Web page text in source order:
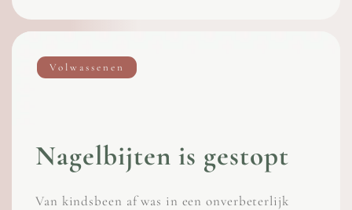
Volwassenen
Nagelbijten is gestopt
Van kindsbeen af was in een onverbeterlijk